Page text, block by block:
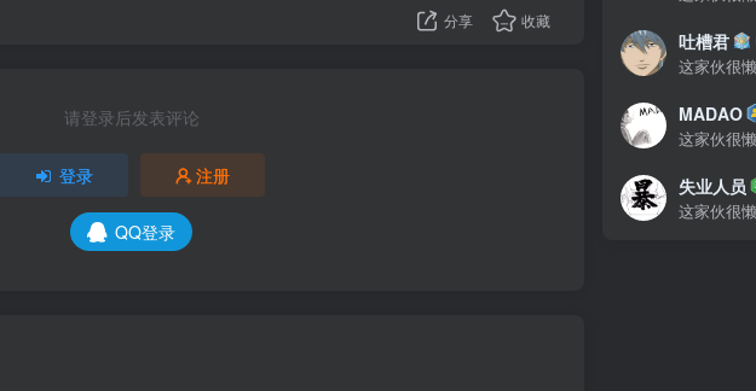
分享 收藏
请登录后发表评论
登录 注册
QQ登录
吐槽君
MADAO
失业人员